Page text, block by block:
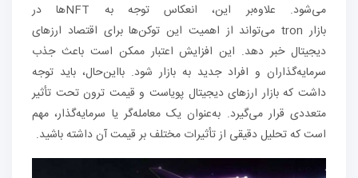
می‌شود. علاوه‌بر این، انعکاس توجه به NFT‌ها در
بازار tron می‌تواند از اهمیت این توکن‌ها برای اقتصاد ارزهای
دیجیتال خبر دهد. این افزایش اعتبار ممکن است باعث جذب
سرمایه‌گذاران و افراد جدید به بازار شود. بااین‌حال، باید توجه
داشت که بازار ارزهای دیجیتال پویاست و قیمت ترون تحت تأثیر
متعددی قرار می‌گیرد. به‌عنوان یک معامله‌گر یا سرمایه‌گذار، مهم
است که تحلیل دقیقی از تأثیرات مختلف بر قیمت آن داشته باشید.